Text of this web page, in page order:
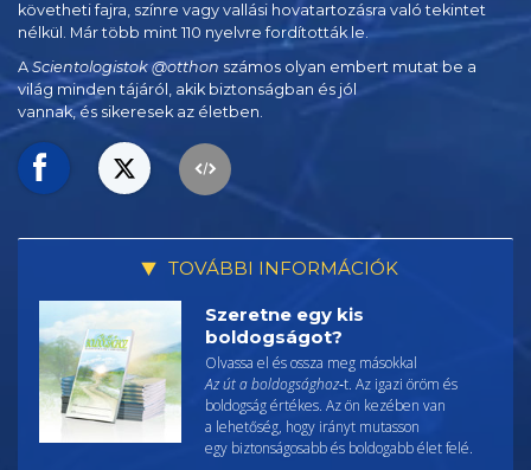
követheti fajra, színre vagy vallási hovatartozásra való tekintet
nélkül. Már több mint 110 nyelvre fordították le.
A Scientologistok @otthon számos olyan embert mutat be a
világ minden tájáról, akik biztonságban és jól
vannak, és sikeresek az életben.
TOVÁBBI INFORMÁCIÓK
Szeretne egy kis
boldogságot?
Olvassa el és ossza meg másokkal
Az út a boldogsághoz‑t. Az igazi öröm és
boldogság értékes. Az ön kezében van
a lehetőség, hogy irányt mutasson
egy biztonságosabb és boldogabb élet felé.